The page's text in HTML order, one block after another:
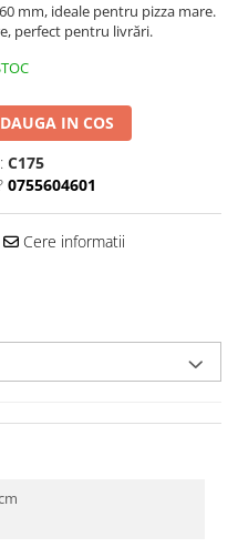
mm, ideale pentru pizza mare.
perfect pentru livrări.
IN COS
C175
0755604601
Cere informatii